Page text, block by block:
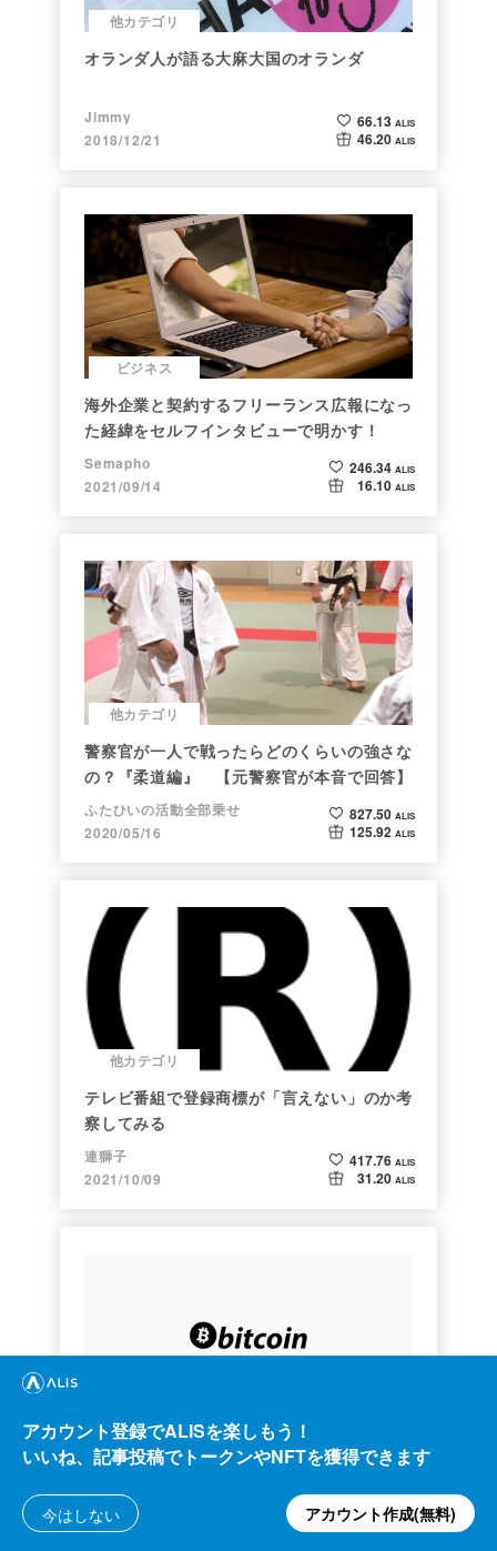
他カテゴリ
オランダ人が語る大麻大国のオランダ
Jimmy
2018/12/21
66.13 ALIS
46.20 ALIS
ビジネス
海外企業と契約するフリーランス広報になっ
た経緯をセルフインタビューで明かす！
Semapho
2021/09/14
246.34 ALIS
16.10 ALIS
他カテゴリ
警察官が一人で戦ったらどのくらいの強さな
の？『柔道編』 【元警察官が本音で回答】
ふたひいの活動全部乗せ
2020/05/16
827.50 ALIS
125.92 ALIS
他カテゴリ
テレビ番組で登録商標が「言えない」のか考
察してみる
連獅子
2021/10/09
417.76 ALIS
31.20 ALIS
Bitcoin史 〜0.00076ドルから6万ドルへの
歩み〜
大田コウキ
2021/04/06
799.98ALIS
947.13 ALIS
アカウント登録でALISを楽しもう！
いいね、記事投稿でトークンやNFTを獲得できます
今はしない アカウント作成(無料)